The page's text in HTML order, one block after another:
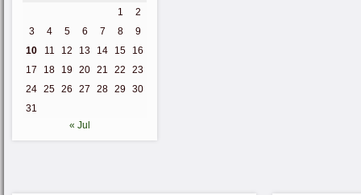
1
2
3
4 5 6 7 8
9
10
11 12 13 14 15
16
17
18 19 20 21 22
23
24 25 26 27 28 29 30
31
« Jul